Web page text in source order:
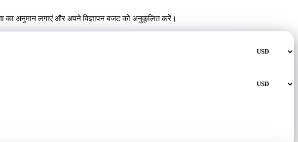
का अनुमान लगाएं और अपने विज्ञापन बजट को अनुकूलित करें।